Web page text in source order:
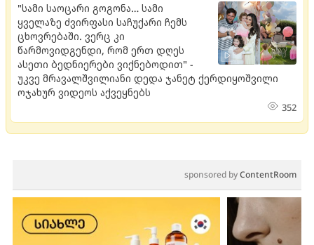
"სამი საოცარი გოგონა… სამი
ყველაზე ძვირფასი საჩუქარი ჩემს
ცხოვრებაში. ვერც კი
წარმოვიდგენდი, რომ ერთ დღეს
ასეთი ბედნიერები ვიქნებოდით" -
უკვე მრავალშვილიანი დედა ჯანეტ ქერდიყოშვილი
ოჯახურ ვიდეოს აქვეყნებს
352
sponsored byContentRoom